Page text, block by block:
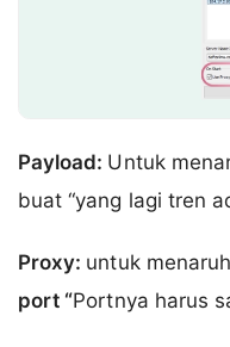
Payload: Untuk
buat “yang lagi tren
Proxy: untuk menaruh
port “Portnya harus